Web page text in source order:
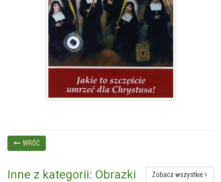
WRÓĆ
Zobacz wszystkie
Inne z kategorii: Obrazki